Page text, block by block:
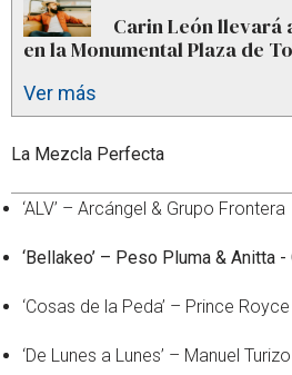
Carin León llevará
en la Monumental Plaza de
Ver más
La Mezcla Perfecta
‘ALV’ – Arcángel & Grupo Frontera
‘Bellakeo’ – Peso Pluma & Anitta -
‘Cosas de la Peda’ – Prince
‘De Lunes a Lunes’ – Manuel